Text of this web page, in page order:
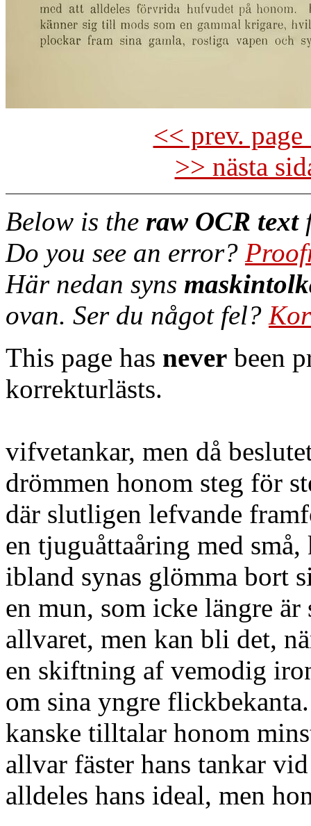
<< prev.
>> nästa
Below is the raw OCR text
Do you see an error?
Här nedan syns
ovan. Ser du något fel?
This page has never been
korrekturlästs.
vifvetankar, men då
drömmen honom steg för
där slutligen lefvande
en tjuguåttaåring med
ibland synas glömma bort
en mun, som icke längre
allvaret, men kan bli det,
en skiftning af vemodig
om sina yngre
kanske tilltalar honom
allvar fäster hans tankar
alldeles hans ideal, men